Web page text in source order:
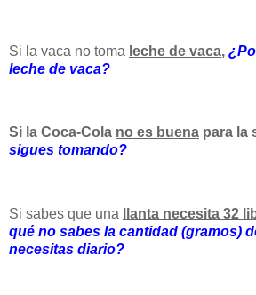
Si la vaca no toma leche de vaca,
leche de vaca?
Si la Coca-Cola no es buena para la
sigues tomando?
Si sabes que una llanta necesita 32
qué no sabes la cantidad (gramos)
necesitas diario?